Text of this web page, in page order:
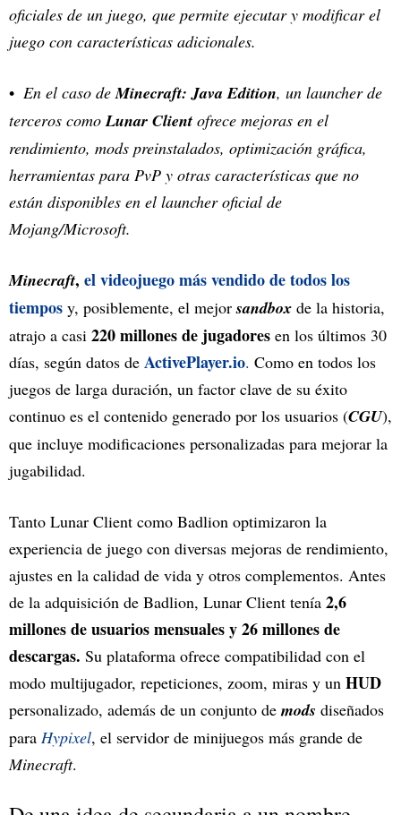
oficiales de un juego, que permite ejecutar y modificar el
juego con características adicionales.
En el caso deMinecraft: Java Edition, un launcher de
terceros comoLunar Client ofrece mejoras en el
rendimiento, mods preinstalados, optimización gráfica,
herramientas para PvP y otras características que no
están disponibles en el launcher oficial de
Mojang/Microsoft.
Minecraft, el videojuego más vendido de todos los
tiempos y, posiblemente, el mejorsandbox de la historia,
atrajo a casi 220 millones de jugadores en los últimos 30
días, según datos de ActivePlayer.io. Como en todos los
juegos de larga duración, un factor clave de su éxito
continuo es el contenido generado por los usuarios (CGU),
que incluye modificaciones personalizadas para mejorar la
jugabilidad.
Tanto Lunar Client como Badlion optimizaron la
experiencia de juego con diversas mejoras de rendimiento,
ajustes en la calidad de vida y otros complementos. Antes
de la adquisición de Badlion, Lunar Client tenía 2,6
millones de usuarios mensuales y 26 millones de
descargas. Su plataforma ofrece compatibilidad con el
modo multijugador, repeticiones, zoom, miras y un HUD
personalizado, además de un conjunto de mods diseñados
para Hypixel, el servidor de minijuegos más grande de
Minecraft.